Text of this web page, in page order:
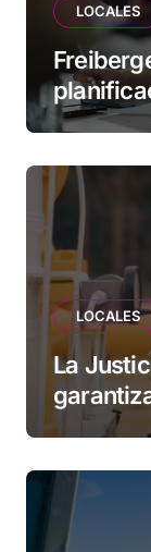
LOCALES
LOCALES
La
una